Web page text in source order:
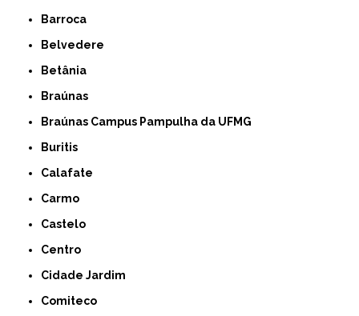
Barroca
Belvedere
Betânia
Braúnas
Braúnas Campus Pampulha da UFMG
Buritis
Calafate
Carmo
Castelo
Centro
Cidade Jardim
Comiteco